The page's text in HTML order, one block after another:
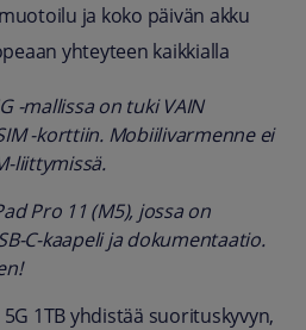
ja koko päivän akku
yhteyteen kaikkialla
-mallissa on tuki VAIN
-korttiin. Mobiilivarmenne ei
liittymissä.
Pro 11 (M5), jossa on
C-kaapeli ja dokumentaatio.
1TB yhdistää suorituskyvyn,